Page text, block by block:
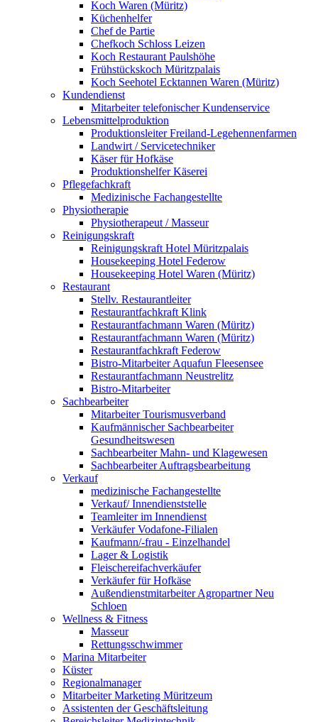
Koch Waren (Müritz)
Küchenhelfer
Chef de Partie
Chefkoch Schloss Leizen
Koch Restaurant Paulshöhe
Frühstückskoch Müritzpalais
Koch Seehotel Ecktannen Waren (Müritz)
Kundendienst
Mitarbeiter telefonischer Kundenservice
Lebensmittelproduktion
Produktionsleiter Freiland-Legehennenfarmen
Landwirt / Servicetechniker
Käser für Hofkäse
Produktionshelfer Käserei
Pflegefachkraft
Medizinische Fachangestellte
Physiotherapie
Physiotherapeut / Masseur
Reinigungskraft
Reinigungskraft Hotel Müritzpalais
Housekeeping Hotel Federow
Housekeeping Hotel Waren (Müritz)
Restaurant
Stellv. Restaurantleiter
Restaurantfachkraft Klink
Restaurantfachmann Waren (Müritz)
Restaurantfachmann Waren (Müritz)
Restaurantfachkraft Federow
Bistro-Mitarbeiter Aquafun Fleesensee
Restaurantfachmann Neustrelitz
Bistro-Mitarbeiter
Sachbearbeiter
Mitarbeiter Tourismusverband
Kaufmännischer Sachbearbeiter
Gesundheitswesen
Sachbearbeiter Mahn- und Klagewesen
Sachbearbeiter Auftragsbearbeitung
Verkauf
medizinische Fachangestellte
Verkauf/ Innendienststelle
Teamleiter im Innendienst
Verkäufer Vodafone-Filialen
Kaufmann/-frau - Einzelhandel
Lager & Logistik
Fleischereifachverkäufer
Verkäufer für Hofkäse
Außendienstmitarbeiter Agropartner Neu
Schloen
Wellness & Fitness
Masseur
Rettungsschwimmer
Marina Mitarbeiter
Küster
Regionalmanager
Mitarbeiter Marketing Müritzeum
Assistenten der Geschäftsleitung